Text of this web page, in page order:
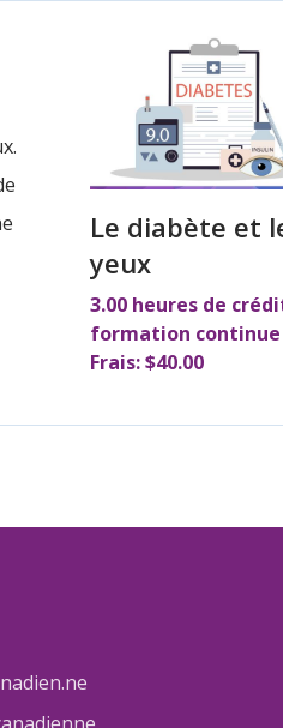
Le diabète et
yeux
3.00 heures de
formation continue
Frais: $40.00